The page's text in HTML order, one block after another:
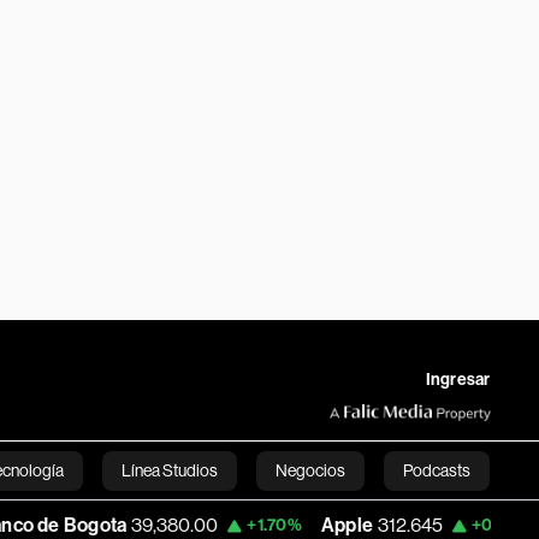
Ingresar
Línea Studios Negocios Podcasts
English
39,380.00 +1.70% Apple 312.645 +0.55% USD COP